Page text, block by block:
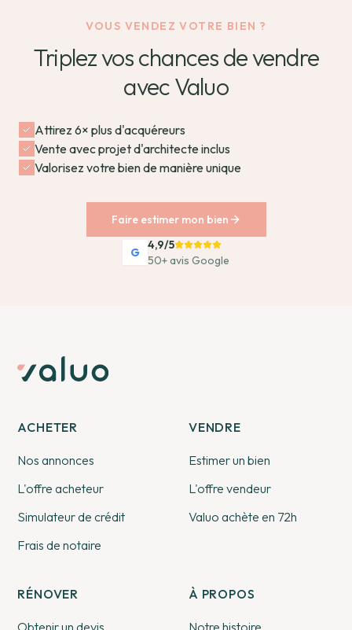
VOUS VENDEZ VOTRE BIEN ?
Triplez vos chances de vendre
avec Valuo
Attirez 6× plus d'acquéreurs
Vente avec projet d'architecte inclus
Valorisez votre bien de manière unique
Faire estimer mon bien
G
4,9/5
50+ avis Google
ACHETER
Nos annonces
L'offre acheteur
Simulateur de crédit
Frais de notaire
VENDRE
Estimer un bien
L'offre vendeur
Valuo achète en 72h
RÉNOVER
Obtenir un devis
À PROPOS
Notre histoire